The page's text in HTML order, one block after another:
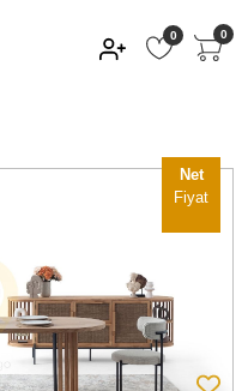
0 0
Net
Fiyat